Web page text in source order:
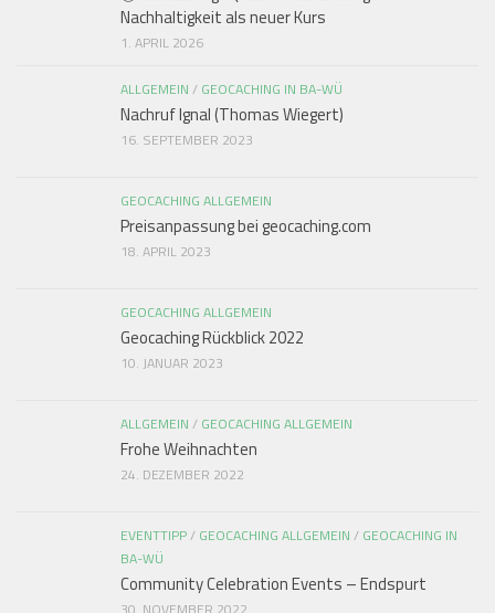
Nachhaltigkeit als neuer Kurs
1. APRIL 2026
ALLGEMEIN / GEOCACHING IN BA-WÜ
Nachruf Ignal (Thomas Wiegert)
16. SEPTEMBER 2023
GEOCACHING ALLGEMEIN
Preisanpassung bei geocaching.com
18. APRIL 2023
GEOCACHING ALLGEMEIN
Geocaching Rückblick 2022
10. JANUAR 2023
ALLGEMEIN / GEOCACHING ALLGEMEIN
Frohe Weihnachten
24. DEZEMBER 2022
EVENTTIPP/ GEOCACHING ALLGEMEIN / GEOCACHING IN
BA-WÜ
Community Celebration Events – Endspurt
30. NOVEMBER 2022